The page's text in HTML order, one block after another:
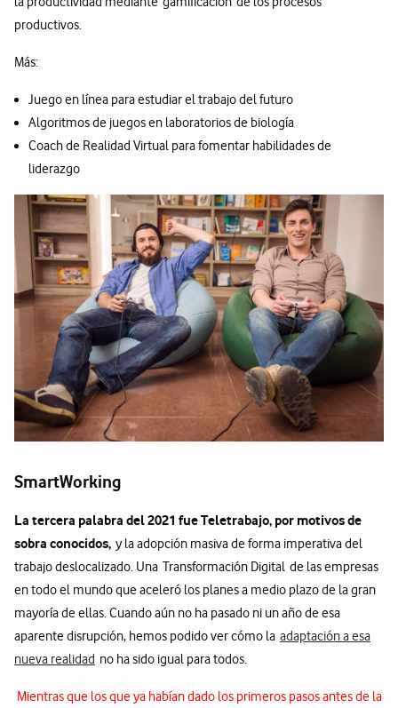
productivos.
Más:
Juego en línea para estudiar el trabajo del futuro
Algoritmos de juegos en laboratorios de biología
Coach de Realidad Virtual para fomentar habilidades de
liderazgo
SmartWorking
La tercera palabra del 2021 fue Teletrabajo, por motivos de
sobra conocidos, y la adopción masiva de forma imperativa del
trabajo deslocalizado. Una Transformación Digital de las empresas
en todo el mundo que aceleró los planes a medio plazo de la gran
mayoría de ellas. Cuando aún no ha pasado ni un año de esa
aparente disrupción, hemos podido ver cómo la adaptación a esa
nueva realidad no ha sido igual para todos.
Mientras que los que ya habían dado los primeros pasos antes de la